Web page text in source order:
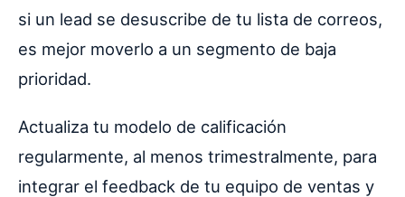
si un lead se desuscribe de tu lista de correos,
es mejor moverlo a un segmento de baja
prioridad.
Actualiza tu modelo de calificación
regularmente, al menos trimestralmente, para
integrar el feedback de tu equipo de ventas y